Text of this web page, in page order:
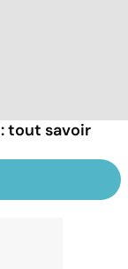
tout savoir